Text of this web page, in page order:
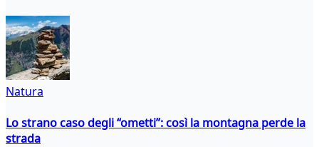
Natura
Lo strano caso degli “ometti”: così la montagna perde la
strada